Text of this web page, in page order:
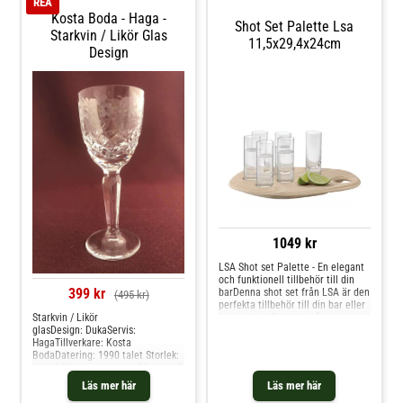
Kosta Boda - Haga -
Starkvin / Likör Glas
Design
399 kr (495 kr)
Läs mer här
Starkvin / Likör
glasDesign: DukaServis:
HagaTillverkare: Kosta
BodaDatering: 1990 talet Storlek:
Höjd 140 mm, diameter 55 mm+- 5
mm kan förekomma då glasen är
handblåstaKondition: Vintage
Shot Set Palette Lsa
11,5x29,4x24cm
1049 kr
Läs mer här
LSA Shot set Palette - En elegant
och funktionell tillbehör till din
barDenna shot set från LSA är den
perfekta tillbehör till din bar eller
Plankan är FSC-certifierad, vilket
betyder att den är producerad
med hänsyn till miljön.Shotglasen